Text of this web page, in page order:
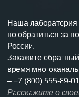
Наша лаборатория
но обратиться за
России.
Закажите
время
– +7 (800) 555-89-
Расскажите о